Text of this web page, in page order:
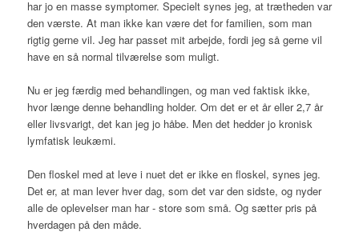
har jo en masse symptomer. Specielt synes jeg, at trætheden var
den værste. At man ikke kan være det for familien, som man
rigtig gerne vil. Jeg har passet mit arbejde, fordi jeg så gerne vil
have en så normal tilværelse som muligt.
Nu er jeg færdig med behandlingen, og man ved faktisk ikke,
hvor længe denne behandling holder. Om det er et år eller 2,7 år
eller livsvarigt, det kan jeg jo håbe. Men det hedder jo kronisk
lymfatisk leukæmi.
Den floskel med at leve i nuet det er ikke en floskel, synes jeg.
Det er, at man lever hver dag, som det var den sidste, og nyder
alle de oplevelser man har - store som små. Og sætter pris på
hverdagen på den måde.